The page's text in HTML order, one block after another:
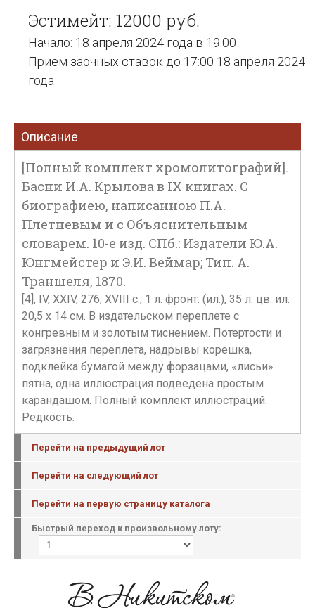
Эстимейт: 12000 руб.
Начало: 18 апреля 2024 года в 19:00
Прием заочных ставок до 17:00 18 апреля 2024
года
Описание
[Полный комплект хромолитографий].
Басни И.А. Крылова в IX книгах. С
биографиею, написанною П.А.
Плетневым и с Объяснительным
словарем. 10-е изд. СПб.: Издатели Ю.А.
Юнгмейстер и Э.И. Веймар; Тип. А.
Траншеля, 1870.
[4], IV, XXIV, 276, XVIII с., 1 л. фронт. (ил.), 35 л. цв. ил.
20,5 х 14 см. В издательском переплете с
конгревным и золотым тиснением. Потертости и
загрязнения переплета, надрывы корешка,
подклейка бумагой между форзацами, «лисьи»
пятна, одна иллюстрация подведена простым
карандашом. Полный комплект иллюстраций.
Редкость.
Перейти на предыдущий лот
Перейти на следующий лот
Перейти на первую страницу каталога
Быстрый переход к произвольному лоту: